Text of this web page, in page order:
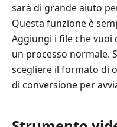
sarà di grande aiuto
Questa funzione è
Aggiungi i file che vuoi
un processo normale.
scegliere il formato di
di conversione per